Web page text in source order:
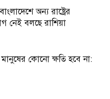
অন্য রাষ্ট্রের
নেই বলছে রাশিয়া
কোনো ক্ষতি হবে না: